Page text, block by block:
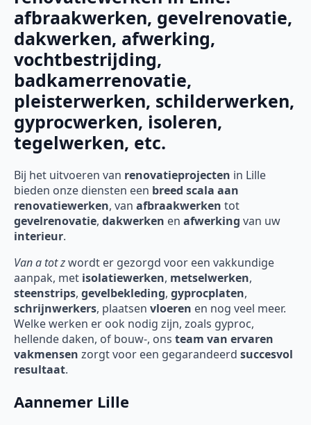
afbraakwerken, gevelrenovatie,
dakwerken, afwerking,
vochtbestrijding,
badkamerrenovatie,
pleisterwerken, schilderwerken,
gyprocwerken, isoleren,
tegelwerken, etc.
Bij het uitvoeren van renovatieprojecten in Lille
bieden onze diensten een breed scala aan
renovatiewerken, van afbraakwerken tot
gevelrenovatie, dakwerken en afwerking van uw
interieur.
Van a tot zwordt er gezorgd voor een vakkundige
aanpak, met isolatiewerken, metselwerken,
steenstrips, gevelbekleding, gyprocplaten,
schrijnwerkers, plaatsen vloeren en nog veel meer.
Welke werken er ook nodig zijn, zoals gyproc,
hellende daken, of bouw-, ons team van ervaren
vakmensen zorgt voor een gegarandeerd succesvol
resultaat.
Aannemer Lille